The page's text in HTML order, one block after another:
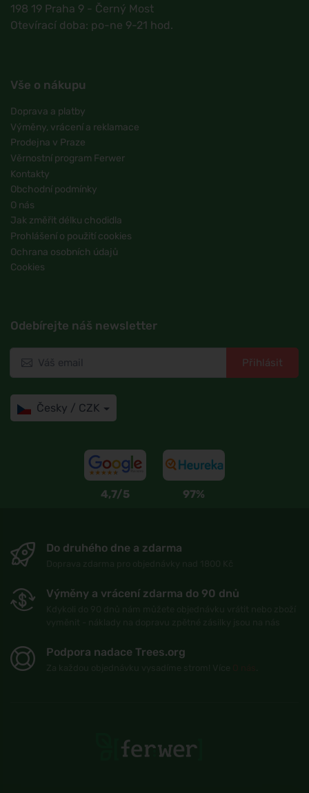
198 19 Praha 9 - Černý Most
Otevírací doba: po-ne 9-21 hod.
Vše o nákupu
Doprava a platby
Výměny, vrácení a reklamace
Prodejna v Praze
Věrnostní program Ferwer
Kontakty
Obchodní podmínky
O nás
Jak změřit délku chodidla
Prohlášení o použití cookies
Ochrana osobních údajů
Cookies
Odebírejte náš newsletter
Přihlásit
Česky / CZK
4,7/5 97%
Do druhého dne a zdarma
Výměny a vrácení zdarma do 90 dnů
Podpora nadace Trees.org